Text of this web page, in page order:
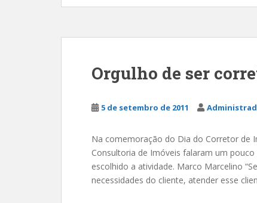
Orgulho de ser
5 de setembro de 2011
Na comemoração do Dia do Corretor de
Consultoria de Imóveis falaram um
escolhido a atividade. Marco Marcelino
necessidades do cliente, atender esse